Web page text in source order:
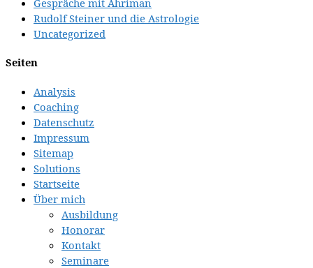
Rudolf Steiner und die Astrologie
Uncategorized
Seiten
Analysis
Coaching
Datenschutz
Impressum
Sitemap
Solutions
Startseite
Über mich
Ausbildung
Honorar
Kontakt
Seminare